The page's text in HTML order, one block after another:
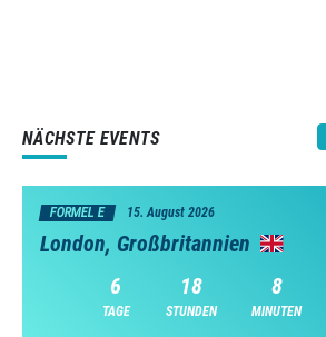
NÄCHSTE EVENTS
FORMEL E 15. August 2026
London, Großbritannien
6
TAGE
18
STUNDEN
8
MINUTEN